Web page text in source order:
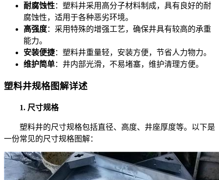
耐腐蚀性：塑料井采用高分子材料制成，具有良好的耐
腐蚀性，适用于各种恶劣环境。
高强度：采用特殊的增强工艺，确保井具有较高的承重
能力。
安装便捷：塑料井重量轻，安装方便，节省人力物力。
维护简单：井内部光滑，不易堵塞，维护清理方便。
塑料井规格图解详述
1. 尺寸规格
塑料井的尺寸规格包括直径、高度、井座厚度等。以下是
一份常见的尺寸规格图解：